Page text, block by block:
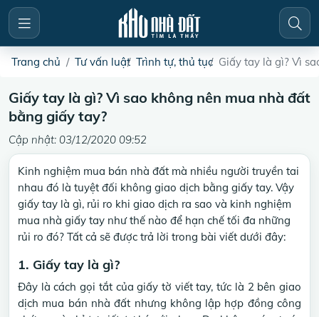
Trang chủ Tư vấn luật Trình tự, thủ tục Giấy tay là gì? Vì
Giấy tay là gì? Vì sao không nên mua nhà đất
bằng giấy tay?
Cập nhật: 03/12/2020 09:52
Kinh nghiệm mua bán nhà đất mà nhiều người truyền tai
nhau đó là tuyệt đối không giao dịch bằng giấy tay. Vậy
giấy tay là gì, rủi ro khi giao dịch ra sao và kinh nghiệm
mua nhà giấy tay như thế nào để hạn chế tối đa những
rủi ro đó? Tất cả sẽ được trả lời trong bài viết dưới đây:
1. Giấy tay là gì?
Đây là cách gọi tắt của giấy tờ viết tay, tức là 2 bên giao
dịch mua bán nhà đất nhưng không lập hợp đồng công